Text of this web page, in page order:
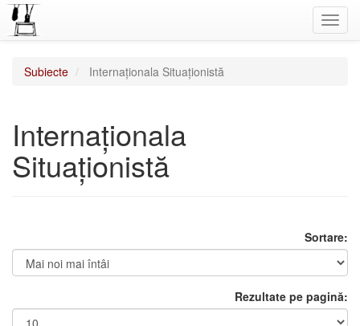
Subiecte Internaționala Situaționistă
Internaționala
Situaționistă
Sortare:
Rezultate pe pagină: